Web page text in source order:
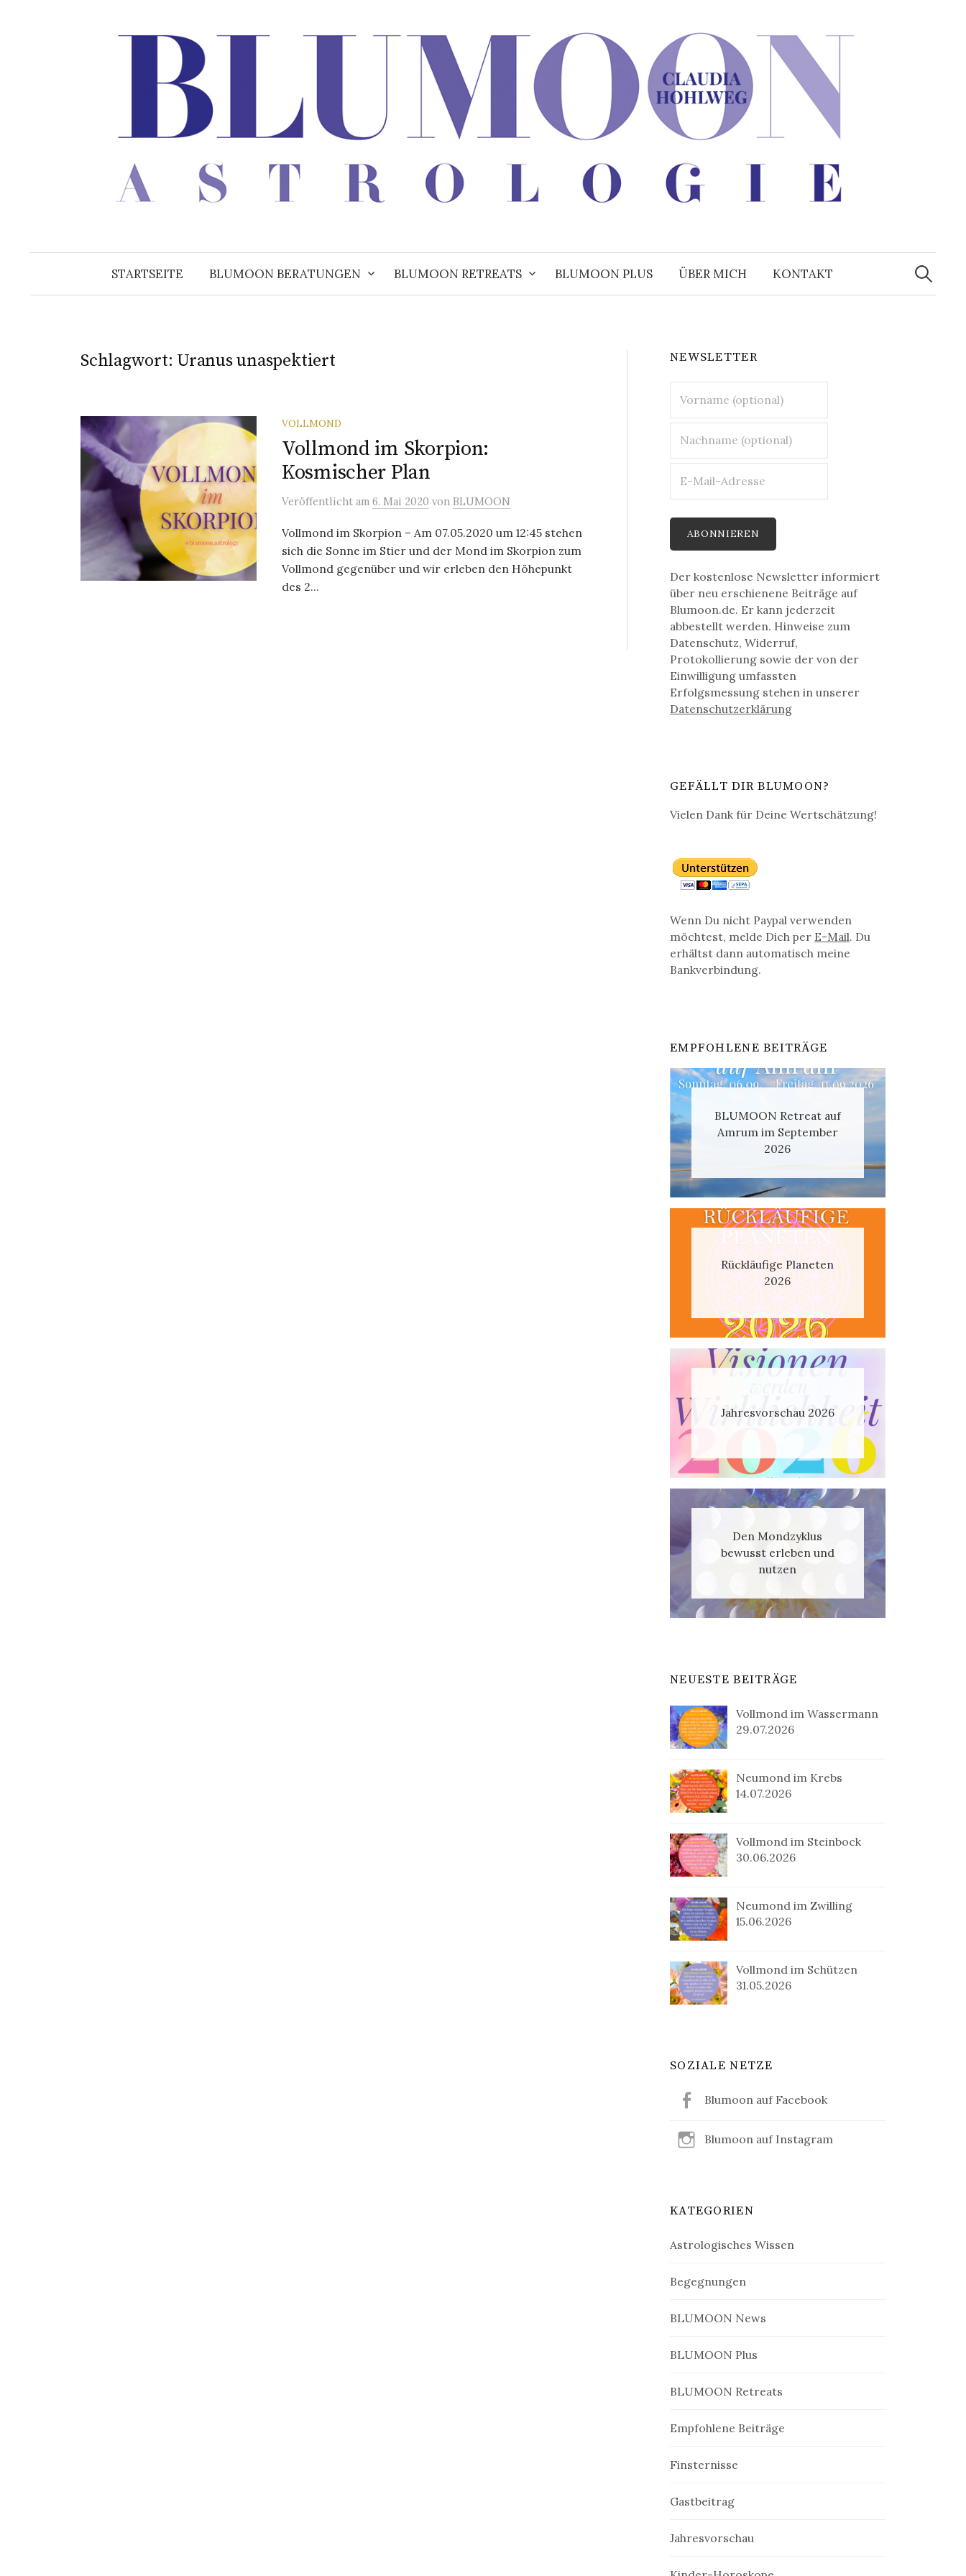
STARTSEITE BLUMOON BERATUNGEN BLUMOON RETREATS BLUMOON PLUS ÜBER MICH KONTAKT
Suchen
nach:
Schlagwort: Uranus unaspektiert
VOLLMOND
Vollmond im Skorpion:
Kosmischer Plan
Veröffentlicht am 6. Mai 2020 von BLUMOON
Vollmond im Skorpion – Am 07.05.2020 um 12:45 stehen
sich die Sonne im Stier und der Mond im Skorpion zum
Vollmond gegenüber und wir erleben den Höhepunkt
des 2...
NEWSLETTER
Der kostenlose Newsletter informiert
über neu erschienene Beiträge auf
Blumoon.de. Er kann jederzeit
abbestellt werden. Hinweise zum
Datenschutz, Widerruf,
Protokollierung sowie der von der
Einwilligung umfassten
Erfolgsmessung stehen in unserer
Datenschutz­erklärung
GEFÄLLT DIR BLUMOON?
Vielen Dank für Deine Wertschätzung!
Wenn Du nicht Paypal verwenden
möchtest, melde Dich per E-Mail. Du
erhältst dann automatisch meine
Bankverbindung.
EMPFOHLENE BEITRÄGE
BLUMOON Retreat auf
Amrum im September
2026
Rückläufige Planeten
2026
Jahresvorschau 2026
Den Mondzyklus
bewusst erleben und
nutzen
NEUESTE BEITRÄGE
Vollmond im Wassermann
29.07.2026
Neumond im Krebs
14.07.2026
Vollmond im Steinbock
30.06.2026
Neumond im Zwilling
15.06.2026
Vollmond im Schützen
31.05.2026
SOZIALE NETZE
Blumoon auf Facebook
Blumoon auf Instagram
KATEGORIEN
Astrologisches Wissen
Begegnungen
BLUMOON News
BLUMOON Plus
BLUMOON Retreats
Empfohlene Beiträge
Finsternisse
Gastbeitrag
Jahresvorschau